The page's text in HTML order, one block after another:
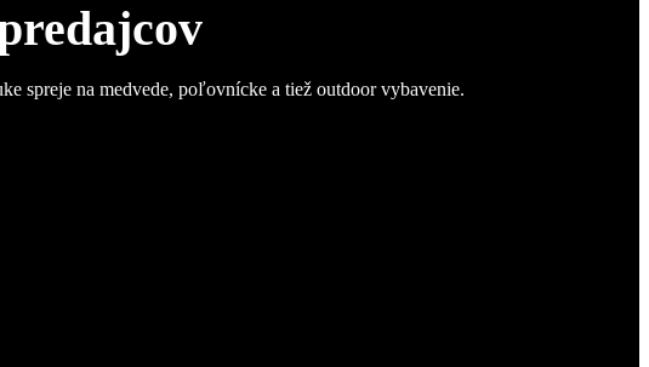
spreje na medvede, poľovnícke a tiež outdoor vybavenie.